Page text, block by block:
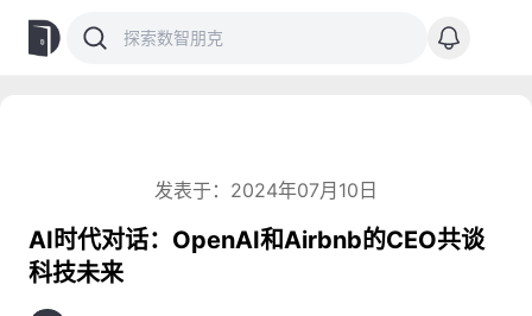
发表于：2024年07月10日
AI时代对话：OpenAI和Airbnb的CEO共谈
科技未来